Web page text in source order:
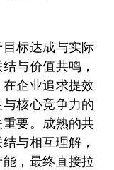
标达成与实际
与价值共鸣，
企业追求提效
核心竞争力的
要。成熟的共
与相互理解，
，最终直接拉